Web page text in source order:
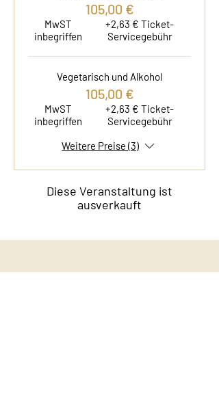
105,00 €
MwST
inbegriffen
+2,63 € Ticket-
Servicegebühr
Vegetarisch und Alkohol
105,00 €
MwST
inbegriffen
+2,63 € Ticket-
Servicegebühr
Weitere Preise (3)
Diese Veranstaltung ist
ausverkauft